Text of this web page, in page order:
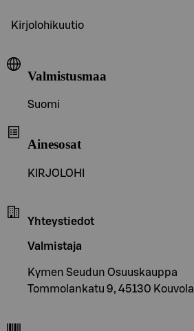
Kirjolohikuutio
Valmistusmaa
Suomi
Ainesosat
KIRJOLOHI
Yhteystiedot
Valmistaja
Kymen Seudun Osuuskauppa
Tommolankatu 9, 45130 Kouvola